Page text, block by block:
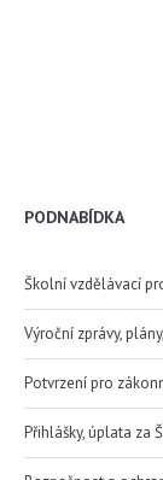
PODNABÍDKA
Školní vzdělávací
Výroční zprávy,
Potvrzení pro
Přihlášky, úplata za